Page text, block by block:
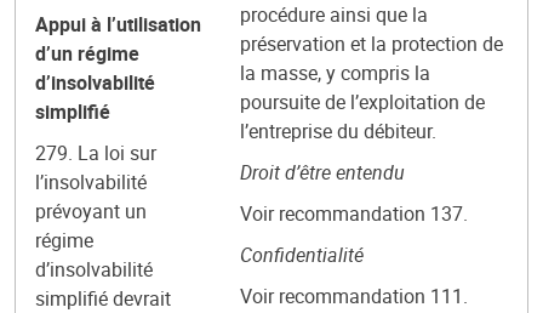
Appui à l’utilisation
d’un régime
d’insolvabilité
simplifié
279. La loi sur
l’insolvabilité
prévoyant un
régime
d’insolvabilité
simplifié devrait
procédure ainsi que la
préservation et la protection de
la masse, y compris la
poursuite de l’exploitation de
l’entreprise du débiteur.
Droit d’être entendu
Voir recommandation 137.
Confidentialité
Voir recommandation 111.